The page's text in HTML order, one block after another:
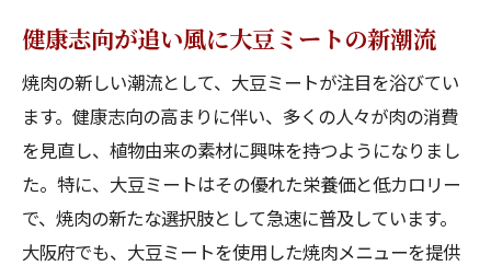
健康志向が追い風に大豆ミートの新潮流
焼肉の新しい潮流として、大豆ミートが注目を浴びてい
ます。健康志向の高まりに伴い、多くの人々が肉の消費
を見直し、植物由来の素材に興味を持つようになりまし
た。特に、大豆ミートはその優れた栄養価と低カロリー
で、焼肉の新たな選択肢として急速に普及しています。
大阪府でも、大豆ミートを使用した焼肉メニューを提供